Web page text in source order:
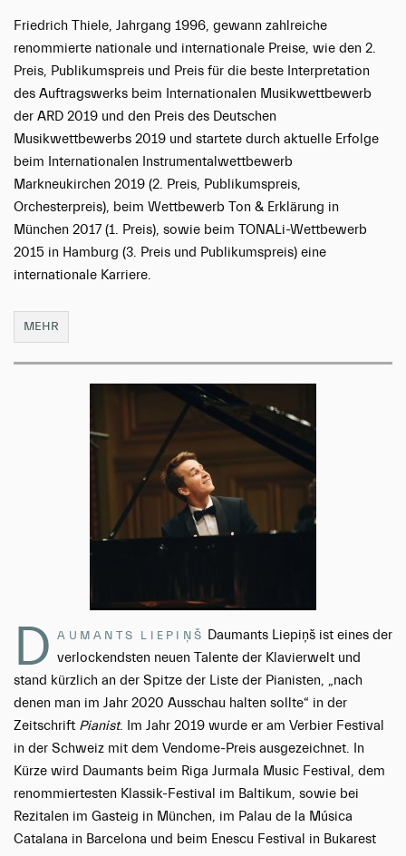
Friedrich Thiele, Jahrgang 1996, gewann zahlreiche
renommierte nationale und internationale Preise, wie den 2.
Preis, Publikumspreis und Preis für die beste Interpretation
des Auftragswerks beim Internationalen Musikwettbewerb
der ARD 2019 und den Preis des Deutschen
Musikwettbewerbs 2019 und startete durch aktuelle Erfolge
beim Internationalen Instrumentalwettbewerb
Markneukirchen 2019 (2. Preis, Publikumspreis,
Orchesterpreis), beim Wettbewerb Ton & Erklärung in
München 2017 (1. Preis), sowie beim TONALi-Wettbewerb
2015 in Hamburg (3. Preis und Publikumspreis) eine
internationale Karriere.
MEHR
D AUMANTS LIEPIŅŠ Daumants Liepiņš ist eines der
verlockendsten neuen Talente der Klavierwelt und
stand kürzlich an der Spitze der Liste der Pianisten, „nach
denen man im Jahr 2020 Ausschau halten sollte“ in der
Zeitschrift Pianist. Im Jahr 2019 wurde er am Verbier Festival
in der Schweiz mit dem Vendome-Preis ausgezeichnet. In
Kürze wird Daumants beim Riga Jurmala Music Festival, dem
renommiertesten Klassik-Festival im Baltikum, sowie bei
Rezitalen im Gasteig in München, im Palau de la Música
Catalana in Barcelona und beim Enescu Festival in Bukarest